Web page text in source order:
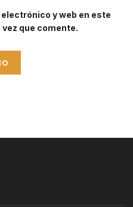
y web en este
que comente.